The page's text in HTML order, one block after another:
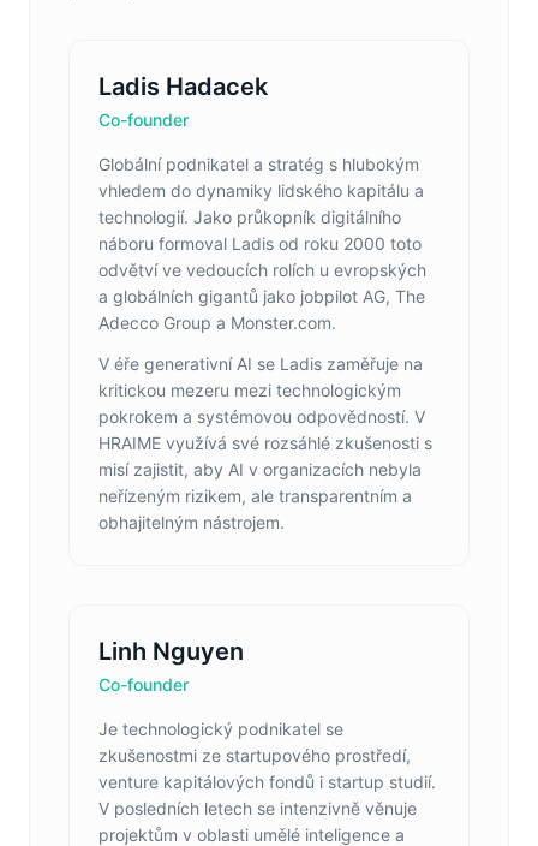
Ladis Hadacek
Co-founder
Globální podnikatel a stratég s hlubokým
vhledem do dynamiky lidského kapitálu a
technologií. Jako průkopník digitálního
náboru formoval Ladis od roku 2000 toto
odvětví ve vedoucích rolích u evropských
a globálních gigantů jako jobpilot AG, The
Adecco Group a Monster.com.
V éře generativní AI se Ladis zaměřuje na
kritickou mezeru mezi technologickým
pokrokem a systémovou odpovědností. V
HRAIME využívá své rozsáhlé zkušenosti s
misí zajistit, aby AI v organizacích nebyla
neřízeným rizikem, ale transparentním a
obhajitelným nástrojem.
Linh Nguyen
Co-founder
Je technologický podnikatel se
zkušenostmi ze startupového prostředí,
venture kapitálových fondů i startup studií.
V posledních letech se intenzivně věnuje
projektům v oblasti umělé inteligence a